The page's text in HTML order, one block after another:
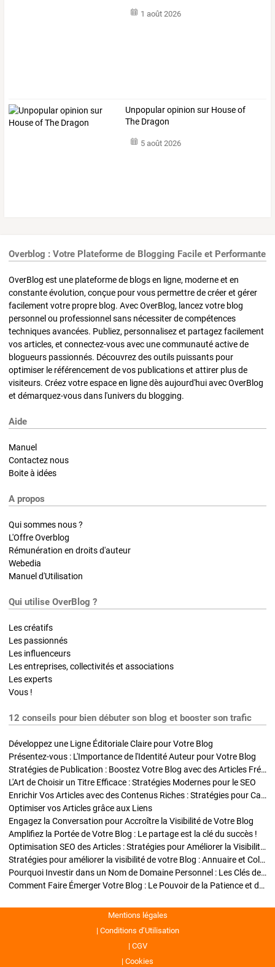
1 août 2026
Unpopular opinion sur House of
The Dragon
5 août 2026
Overblog : Votre Plateforme de Blogging Facile et Performante
OverBlog est une plateforme de blogs en ligne, moderne et en
constante évolution, conçue pour vous permettre de créer et gérer
facilement votre propre blog. Avec OverBlog, lancez votre blog
personnel ou professionnel sans nécessiter de compétences
techniques avancées. Publiez, personnalisez et partagez facilement
vos articles, et connectez-vous avec une communauté active de
blogueurs passionnés. Découvrez des outils puissants pour
optimiser le référencement de vos publications et attirer plus de
visiteurs. Créez votre espace en ligne dès aujourd'hui avec OverBlog
et démarquez-vous dans l'univers du blogging.
Aide
Manuel
Contactez nous
Boite à idées
A propos
Qui sommes nous ?
L'Offre Overblog
Rémunération en droits d'auteur
Webedia
Manuel d'Utilisation
Qui utilise OverBlog ?
Les créatifs
Les passionnés
Les influenceurs
Les entreprises, collectivités et associations
Les experts
Vous !
12 conseils pour bien débuter son blog et booster son trafic
Développez une Ligne Éditoriale Claire pour Votre Blog
Présentez-vous : L'Importance de l'Identité Auteur pour Votre Blog
Stratégies de Publication : Boostez Votre Blog avec des Articles Fréquents et Exclusifs
L'Art de Choisir un Titre Efficace : Stratégies Modernes pour le SEO
Enrichir Vos Articles avec des Contenus Riches : Stratégies pour Captiver et Optimiser
Optimiser vos Articles grâce aux Liens
Engagez la Conversation pour Accroître la Visibilité de Votre Blog
Amplifiez la Portée de Votre Blog : Le partage est la clé du succès !
Optimisation SEO des Articles : Stratégies pour Améliorer la Visibilité de Votre Blog
Stratégies pour améliorer la visibilité de votre Blog : Annuaire et Collaborations
Pourquoi Investir dans un Nom de Domaine Personnel : Les Clés de la Réussite de Votre Blog
Comment Faire Émerger Votre Blog : Le Pouvoir de la Patience et de la Persévérance
Mentions légales
Conditions d’Utilisation
CGV
Cookies